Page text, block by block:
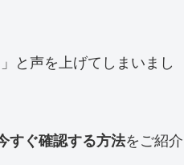
と声を上げてしまいまし
すぐ確認する方法をご紹介